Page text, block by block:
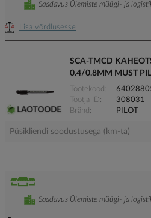
Lisa võrdlusesse
Saadavus Ülemiste müügi- ja
SCA-TMCD
0.4/0.8MM MUST
Tootekood
Tootja ID
308031
Bränd
PILOT
Püsikliendi soodustusega (km-ta)
Saadavus Ülemiste müügi- ja